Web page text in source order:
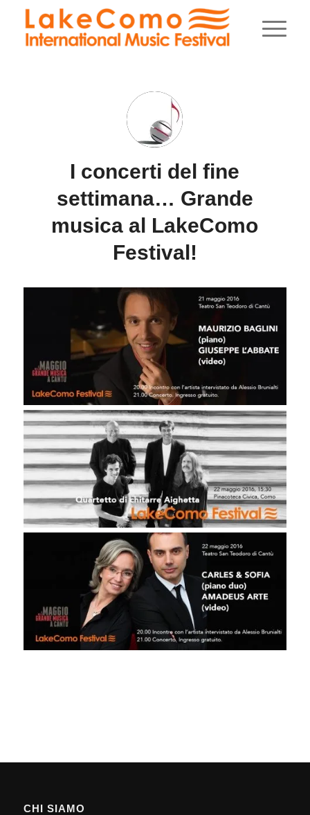
I concerti del fine
settimana… Grande
musica al LakeComo
Festival!
CHI SIAMO